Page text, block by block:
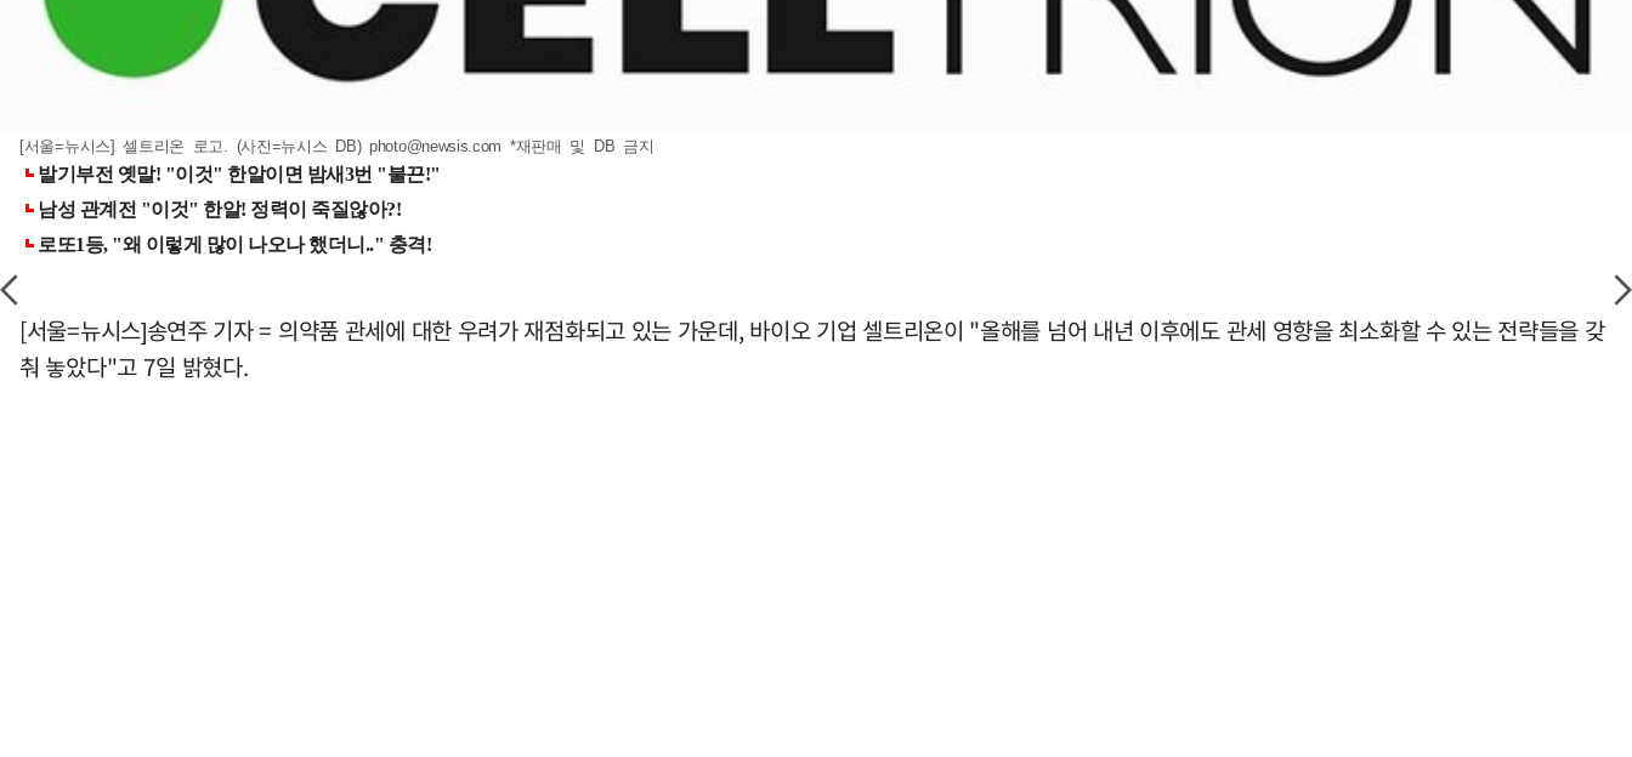
[서울=뉴시스] 셀트리온 로고. (사진=뉴시스 DB) photo@newsis.com *재판매 및 DB 금지
[서울=뉴시스]송연주 기자 = 의약품 관세에 대한 우려가 재점화되고 있는 가운데, 바이오 기업 셀트리온이 "올해를 넘어 내년 이후에도 관세 영향을 최소화할 수 있는 전략들을 갖
춰 놓았다"고 7일 밝혔다.